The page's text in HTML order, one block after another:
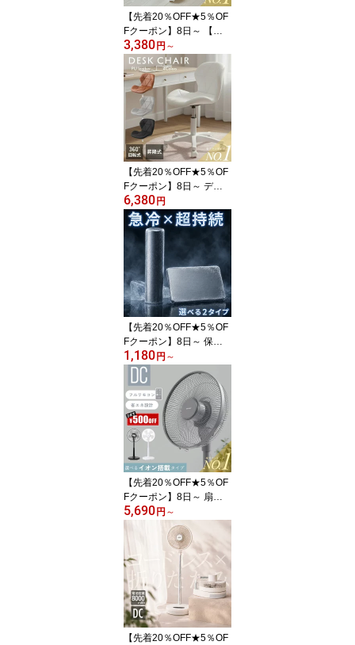
い カラー 北欧 運動 プレ
ゼント
【先着20％OFF★5％OF
Fクーポン】8日～ 【ホ
ワイト入荷決定！】スツ
ール キャスター付き キ
ャスター付き椅子 おしゃ
れ 作業椅子 昇降 キャス
ター 高さ調節 エステ チ
ェア ネイル サロン カッ
ト 美容室 ホワイト 丸 椅
子 カフェ ワーキング オ
フィスチェア エステ ブ
ラックグ
3,380円 ～
【先着20％OFF★5％OF
Fクーポン】8日～ デス
クチェア おしゃれ 疲れ
ない キャスター 可愛い
白 レザー ホワイト 北欧
オフィスチェア キャスタ
ー付き 昇降可能 コンパ
クト かわいい キャスタ
ー付き椅子 パソコンチェ
ア 昇降チェア 椅子 昇降
回転椅子 カフェ エステ
サロンイ
6,380円
【先着20％OFF★5％OF
Fクーポン】8日～ 保冷
剤 ステンレス プレート
長時間 最強 保冷 ステン
レス製 2枚 円形 強力 キ
ャンプ お弁当 長持ち 円
柱 クーラーボックス 円
柱 アイスパック 熱中症
対策 アウトドア 防災 繰
り返し使える 保冷用品
省エネ コンパクトキンキ
ンコンパク
1,180円 ～
【先着20％OFF★5％OF
Fクーポン】8日～ 扇風
機 DCモーター DC 静か
モーター 静音 リモコン
リビング 首振り タイマ
ー おしゃれ サーキュレ
ーター dc扇風機 dc 寝室
赤ちゃん スリム コンパ
クトト 首 ふり 省スペー
ス 節電梅雨部屋干し換気
ペット
5,690円 ～
【先着20％OFF★5％OF